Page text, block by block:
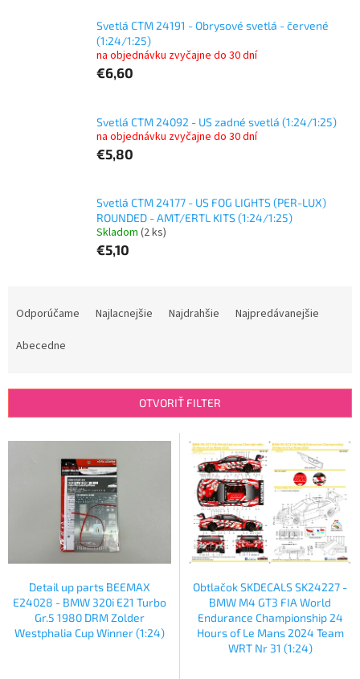
Svetlá CTM 24191 - Obrysové svetlá - červené
(1:24/1:25)
na objednávku zvyčajne do 30 dní
€6,60
Svetlá CTM 24092 - US zadné svetlá (1:24/1:25)
na objednávku zvyčajne do 30 dní
€5,80
Svetlá CTM 24177 - US FOG LIGHTS (PER-LUX)
ROUNDED - AMT/ERTL KITS (1:24/1:25)
Skladom (2 ks)
€5,10
p
r
v
Odporúčame Najlacnejšie Najdrahšie
Najpredávanejšie
Abecedne
OTVORIŤ FILTER
V
o
u
Detail up parts BEEMAX
E24028 - BMW 320i E21 Turbo
Gr.5 1980 DRM Zolder
Westphalia Cup Winner (1:24)
Obtlačok SKDECALS SK24227 -
BMW M4 GT3 FIA World
Endurance Championship 24
Hours of Le Mans 2024 Team
WRT Nr 31 (1:24)